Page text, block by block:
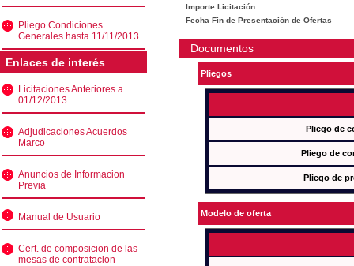
Pliego Condiciones
Generales hasta 11/11/2013
Enlaces de interés
Licitaciones Anteriores a
01/12/2013
Adjudicaciones Acuerdos
Marco
Anuncios de Informacion
Previa
Manual de Usuario
Cert. de composicion de las
mesas de contratacion
Importe Licitación
Fecha Fin de Presentación de Ofertas
Documentos
Pliegos
Pliego de
Pliego de
Pliego de
Modelo de oferta